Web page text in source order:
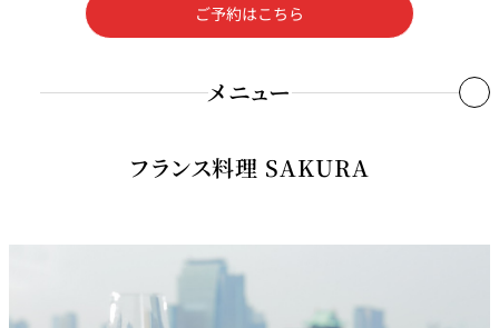
ご予約はこちら
メニュー
椿～つばき～コース
海老のチリソース
鶏肉とカシューナッツの炒め
点心4種
フランス料理 SAKURA